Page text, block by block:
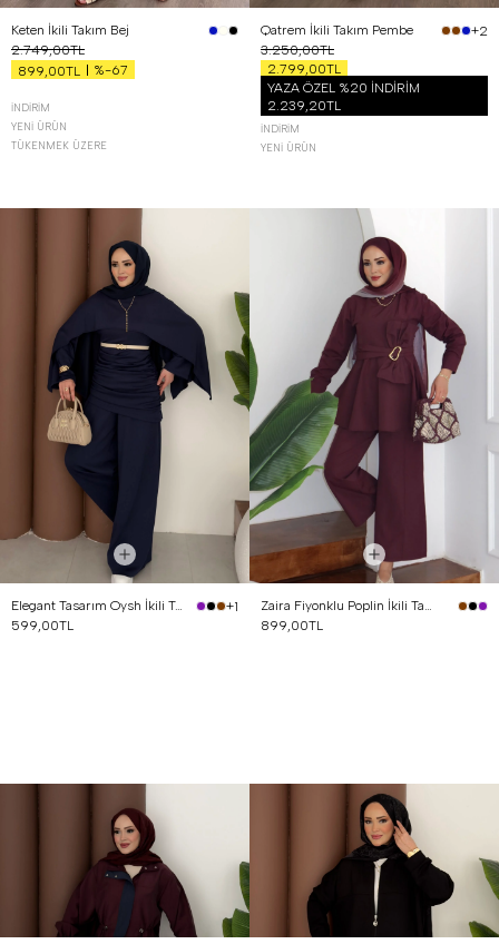
Keten İkili Takım Bej
2.749,00TL
899,00TL
%-67
İNDIRIM
YENI ÜRÜN
TÜKENMEK ÜZERE
Qatrem İkili Takım Pembe
+2
3.250,00TL
2.799,00TL
YAZA ÖZEL %20 İNDİRİM
2.239,20TL
İNDIRIM
YENI ÜRÜN
Elegant Tasarım Oysh İkili Takım Lacivert
+1
599,00TL
Zaira Fiyonklu Poplin İkili Takım Mürdüm
899,00TL